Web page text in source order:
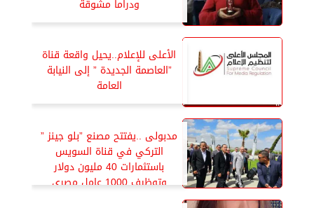
ودراما مشوقة
الأعلى للإعلام..يحيل واقعة قناة
”العاصمة الجديدة ” إلى النيابة
العامة
مدبولى ..يفتتح مصنع ”بلو جينز ”
التركي في قناة السويس
باستثمارات 40 مليون دولار
وتوظيف 1000 عامل مصري